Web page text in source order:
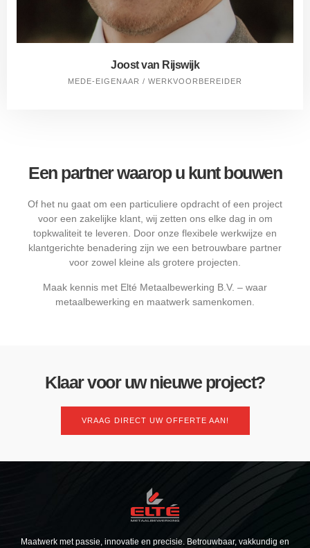
Joost van Rijswijk
MEDE-EIGENAAR / WERKVOORBEREIDER
Een partner waarop u kunt bouwen
Of het nu gaat om een particuliere opdracht of een project
voor een zakelijke klant, wij zetten ons elke dag in om
topkwaliteit te leveren. Door onze flexibele werkwijze en
klantgerichte benadering zijn we een betrouwbare partner
voor zowel kleine als grotere projecten.
Maak kennis met Elté Metaalbewerking B.V. – waar
metaalbewerking en maatwerk samenkomen.
Klaar voor uw nieuwe project?
VRAAG DIRECT UW OFFERTE AAN!
Maatwerk met passie, innovatie en precisie. Betrouwbaar, vakkundig en